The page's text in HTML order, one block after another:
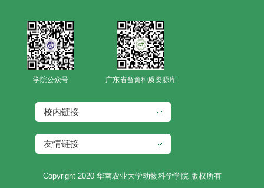
学院公众号 广东省畜禽种质资源库
校内链接
友情链接
Copyright 2020 华南农业大学动物科学学院 版权所有